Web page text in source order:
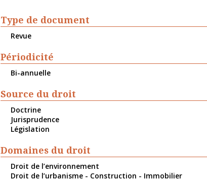
Type de document
Revue
Périodicité
Bi-annuelle
Source du droit
Doctrine
Jurisprudence
Législation
Domaines du droit
Droit de l’environnement
Droit de l’urbanisme - Construction - Immobilier